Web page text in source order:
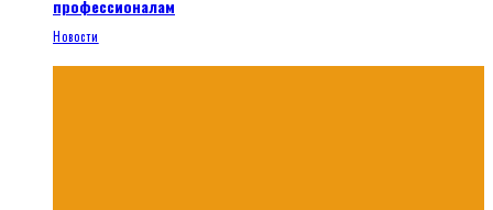
профессионалам
Новости